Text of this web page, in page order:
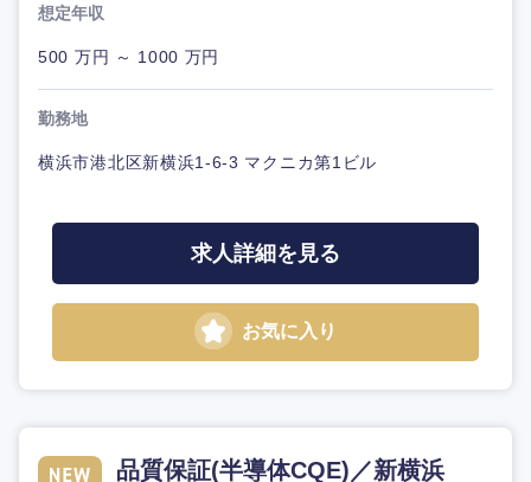
想定年収
500 万円 ～ 1000 万円
勤務地
横浜市港北区新横浜1-6-3 マクニカ第1ビル
求人詳細を見る
お気に入り
品質保証(半導体CQE)／新横浜